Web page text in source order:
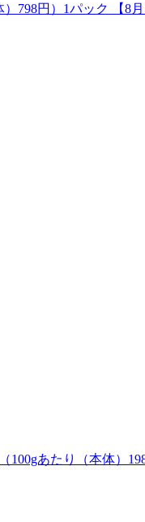
798円）1パック 【8
あたり（本体）